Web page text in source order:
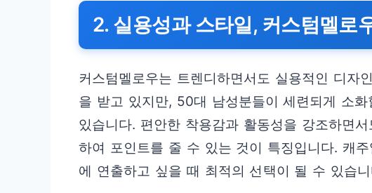
2. 실용성과 스타일, 커스텀멜로
커스텀멜로우는 트렌디하면서도 실용적인 디자
을 받고 있지만, 50대 남성분들이 세련되게 소
있습니다. 편안한 착용감과 활동성을 강조하면
하여 포인트를 줄 수 있는 것이 특징입니다. 캐
에 연출하고 싶을 때 최적의 선택이 될 수 있습